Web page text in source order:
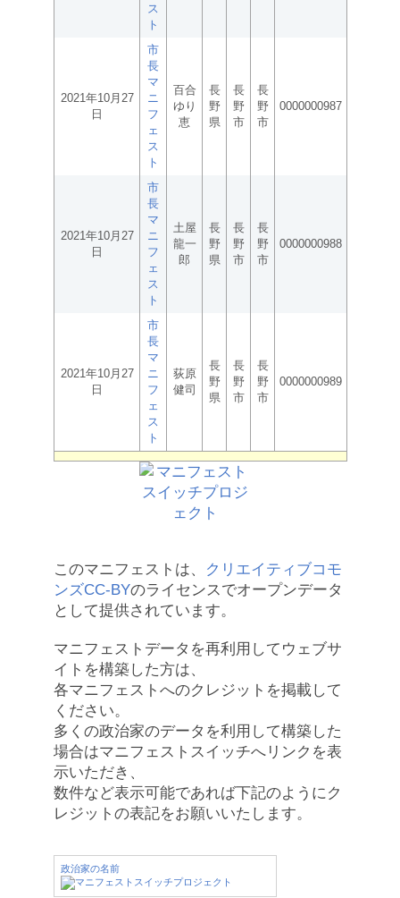
ス
ト
2021年10月27
日
市
長
マ
ニ
フ
ェ
ス
ト
百合
ゆり
恵
長
野
県
長
野
市
長
野
市
0000000987
2021年10月27
日
市
長
マ
ニ
フ
ェ
ス
ト
土屋
龍一
郎
長
野
県
長
野
市
長
野
市
0000000988
2021年10月27
日
市
長
マ
ニ
フ
ェ
ス
ト
荻原
健司
長
野
県
長
野
市
長
野
市
0000000989
このマニフェストは、
クリエイティブコモ
ンズCC-BYのライセンスでオープンデータ
として提供されています。
マニフェストデータを再利用してウェブサ
イトを構築した方は、
各マニフェストへのクレジットを掲載して
ください。
多くの政治家のデータを利用して構築した
場合はマニフェストスイッチへリンクを表
示いただき、
数件など表示可能であれば下記のようにク
レジットの表記をお願いいたします。
政治家の名前